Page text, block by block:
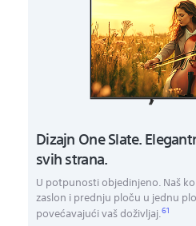
Dizajn One Slate.
svih strana.
U potpunosti objedinjeno. Naš
zaslon i prednju ploču u jednu
povećavajući vaš doživljaj.61